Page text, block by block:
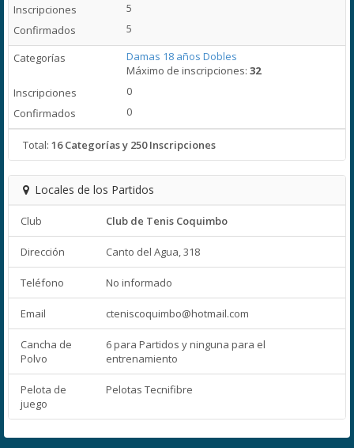
5
5
Damas 18 años Dobles
Máximo de inscripciones:32
0
0
Total: 16 Categorías y 250 Inscripciones
Locales de los Partidos
Club Club de Tenis Coquimbo
Dirección Canto del Agua, 318
Teléfono No informado
Email cteniscoquimbo@hotmail.com
Cancha de
Polvo
6 para Partidos y ninguna para el
entrenamiento
Pelota de
juego
Pelotas Tecnifibre